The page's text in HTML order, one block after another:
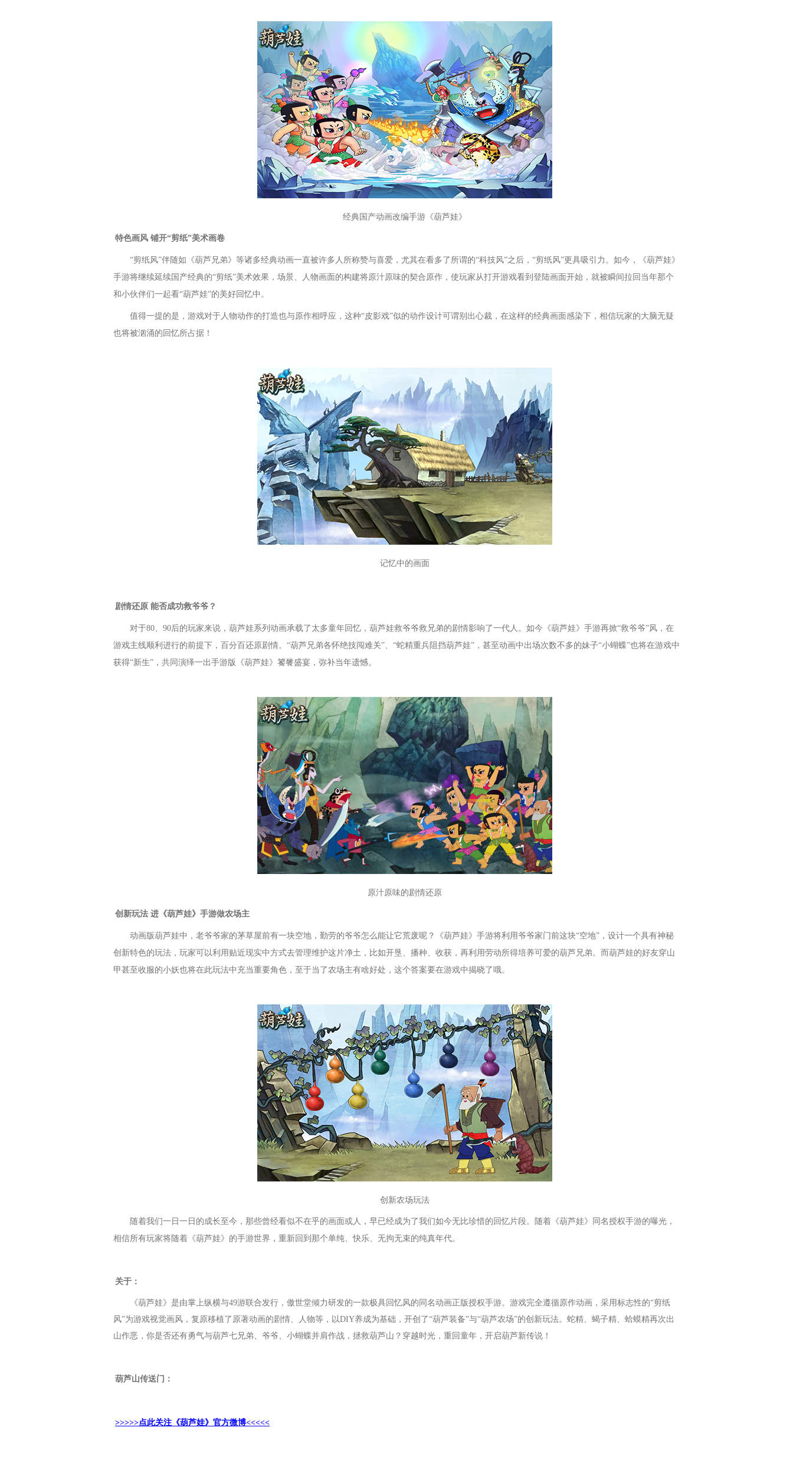
经典国产动画改编手游《葫芦娃》
特色画风 铺开“剪纸”美术画卷
“剪纸风”伴随如《葫芦兄弟》等诸多经典动画一直被许多人所称赞与喜爱，尤其在看多了所谓的“科技风”之后，“剪纸风”更具吸引力。如今，《葫芦娃》
手游将继续延续国产经典的“剪纸”美术效果，场景、人物画面的构建将原汁原味的契合原作，使玩家从打开游戏看到登陆画面开始，就被瞬间拉回当年那个
和小伙伴们一起看“葫芦娃”的美好回忆中。
值得一提的是，游戏对于人物动作的打造也与原作相呼应，这种“皮影戏”似的动作设计可谓别出心裁，在这样的经典画面感染下，相信玩家的大脑无疑
也将被汹涌的回忆所占据！
记忆中的画面
剧情还原 能否成功救爷爷？
对于80、90后的玩家来说，葫芦娃系列动画承载了太多童年回忆，葫芦娃救爷爷救兄弟的剧情影响了一代人。如今《葫芦娃》手游再掀“救爷爷”风，在
游戏主线顺利进行的前提下，百分百还原剧情。“葫芦兄弟各怀绝技闯难关”、“蛇精重兵阻挡葫芦娃”，甚至动画中出场次数不多的妹子“小蝴蝶”也将在游戏中
获得“新生”，共同演绎一出手游版《葫芦娃》饕餮盛宴，弥补当年遗憾。
原汁原味的剧情还原
创新玩法 进《葫芦娃》手游做农场主
动画版葫芦娃中，老爷爷家的茅草屋前有一块空地，勤劳的爷爷怎么能让它荒废呢？《葫芦娃》手游将利用爷爷家门前这块“空地”，设计一个具有神秘
创新特色的玩法，玩家可以利用贴近现实中方式去管理维护这片净土，比如开垦、播种、收获，再利用劳动所得培养可爱的葫芦兄弟。而葫芦娃的好友穿山
甲甚至收服的小妖也将在此玩法中充当重要角色，至于当了农场主有啥好处，这个答案要在游戏中揭晓了哦。
创新农场玩法
随着我们一日一日的成长至今，那些曾经看似不在乎的画面或人，早已经成为了我们如今无比珍惜的回忆片段。随着《葫芦娃》同名授权手游的曝光，
相信所有玩家将随着《葫芦娃》的手游世界，重新回到那个单纯、快乐、无拘无束的纯真年代。
关于：
《葫芦娃》是由掌上纵横与49游联合发行，傲世堂倾力研发的一款极具回忆风的同名动画正版授权手游。游戏完全遵循原作动画，采用标志性的“剪纸
风”为游戏视觉画风，复原移植了原著动画的剧情、人物等，以DIY养成为基础，开创了“葫芦装备”与“葫芦农场”的创新玩法。蛇精、蝎子精、蛤蟆精再次出
山作恶，你是否还有勇气与葫芦七兄弟、爷爷、小蝴蝶并肩作战，拯救葫芦山？穿越时光，重回童年，开启葫芦新传说！
葫芦山传送门：
>>>>>点此关注《葫芦娃》官方微博<<<<<